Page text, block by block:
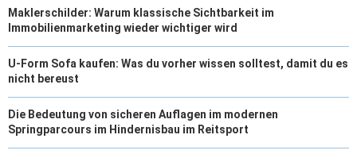
Maklerschilder: Warum klassische Sichtbarkeit im
Immobilienmarketing wieder wichtiger wird
U-Form Sofa kaufen: Was du vorher wissen solltest, damit du es
nicht bereust
Die Bedeutung von sicheren Auflagen im modernen
Springparcours im Hindernisbau im Reitsport